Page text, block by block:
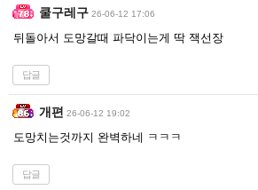
쿨구레구 26-06-12 17:06
뒤돌아서 도망갈때 파닥이는게 딱 잭선장
답글
개편 26-06-12 19:02
도망치는것까지 완벽하네 ㅋㅋㅋ
답글